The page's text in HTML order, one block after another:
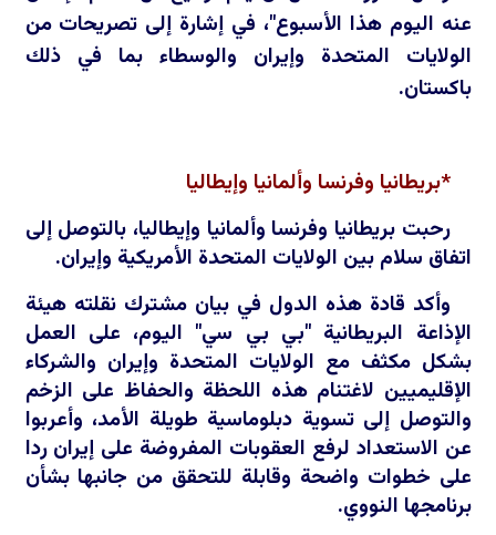
عنه اليوم هذا الأسبوع"، في إشارة إلى تصريحات من
الولايات المتحدة وإيران والوسطاء بما في ذلك
باكستان.
*بريطانيا وفرنسا وألمانيا وإيطاليا
رحبت بريطانيا وفرنسا وألمانيا وإيطاليا، بالتوصل إلى
اتفاق سلام بين الولايات المتحدة الأمريكية وإيران.
وأكد قادة هذه الدول في ‌بيان ‌مشترك نقلته هيئة
الإذاعة البريطانية "بي بي سي" اليوم، على العمل
بشكل مكثف مع الولايات المتحدة وإيران والشركاء
الإقليميين لاغتنام هذه اللحظة والحفاظ على الزخم
والتوصل إلى تسوية دبلوماسية طويلة الأمد، وأعربوا
عن الاستعداد لرفع العقوبات المفروضة على إيران ردا
على خطوات واضحة وقابلة للتحقق من جانبها بشأن
برنامجها النووي.